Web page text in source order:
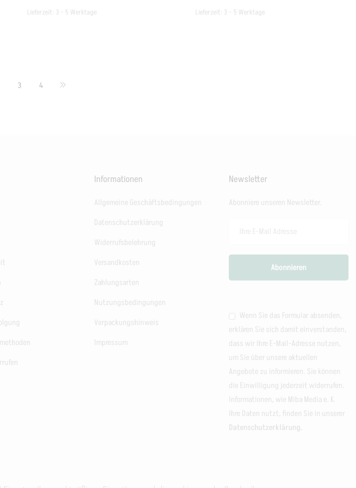
Lieferzeit: 3 - 5 Werktage
Lieferzeit: 3 - 5 Werktage
3 4
Informationen
Allgemeine Geschäftsbedingungen
Datenschutzerklärung
Widerrufsbelehrung
Versandkosten
Zahlungsarten
Nutzungsbedingungen
Verpackungshinweis
Impressum
Newsletter
Abonniere unseren Newsletter.
Wenn Sie das Formular absenden,
erklären Sie sich damit einverstanden,
dass wir Ihre E-Mail-Adresse nutzen,
um Sie über unsere aktuellen
Angebote zu informieren. Sie können
die Einwilligung jederzeit widerrufen.
Informationen, wie Miba Media e. K.
Ihre Daten nutzt, finden Sie in unserer
Datenschutzerklärung.